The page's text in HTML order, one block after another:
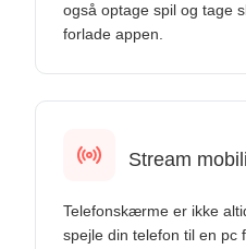
også optage spil og tage
forlade appen.
Stream
Telefonskærme er ikke
spejle din telefon til en